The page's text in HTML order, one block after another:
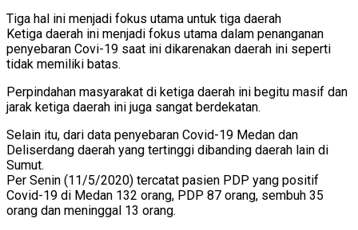
Tiga hal ini menjadi fokus utama untuk tiga daerah
Ketiga daerah ini menjadi fokus utama dalam penanganan
penyebaran Covi-19 saat ini dikarenakan daerah ini seperti
tidak memiliki batas.
Perpindahan masyarakat di ketiga daerah ini begitu masif dan
jarak ketiga daerah ini juga sangat berdekatan.
Selain itu, dari data penyebaran Covid-19 Medan dan
Deliserdang daerah yang tertinggi dibanding daerah lain di
Sumut.
Per Senin (11/5/2020) tercatat pasien PDP yang positif
Covid-19 di Medan 132 orang, PDP 87 orang, sembuh 35
orang dan meninggal 13 orang.